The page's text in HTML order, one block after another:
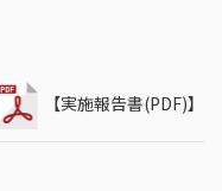
【実施報告書(PDF)】